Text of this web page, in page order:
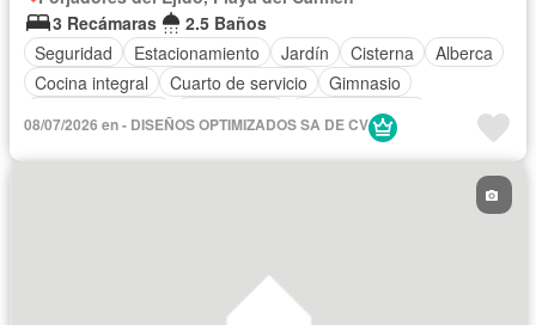
3 Recámaras
2.5 Baños
Seguridad
Estacionamiento Jardín Cisterna
Alberca
Cocina integral
Cuarto de servicio
Gimnasio
Sala polivalente
Zonas verdes
08/07/2026 en - DISEÑOS OPTIMIZADOS SA DE CV